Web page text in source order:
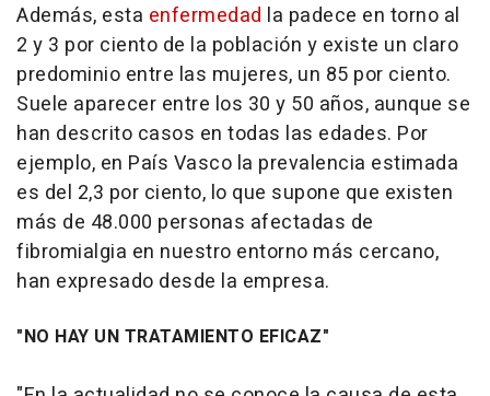
Además, esta enfermedad la padece en torno al
2 y 3 por ciento de la población y existe un claro
predominio entre las mujeres, un 85 por ciento.
Suele aparecer entre los 30 y 50 años, aunque se
han descrito casos en todas las edades. Por
ejemplo, en País Vasco la prevalencia estimada
es del 2,3 por ciento, lo que supone que existen
más de 48.000 personas afectadas de
fibromialgia en nuestro entorno más cercano,
han expresado desde la empresa.
"NO HAY UN TRATAMIENTO EFICAZ"